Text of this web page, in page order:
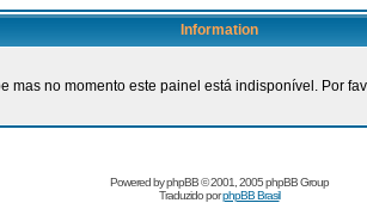
Information
mas no momento este painel está indisponível. Por
Powered byphpBB© 2001, 2005 phpBB Group
Traduzido porphpBB Brasil